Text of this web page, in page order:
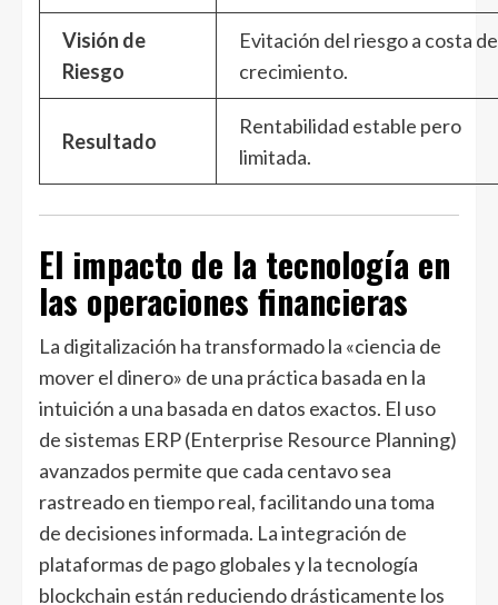
Visión de
Riesgo
Evitación del riesgo a costa
crecimiento.
Resultado
Rentabilidad estable pero
limitada.
El impacto de la tecnología en
las operaciones financieras
La digitalización ha transformado la «ciencia de
mover el dinero» de una práctica basada en la
intuición a una basada en datos exactos. El uso
de sistemas ERP (Enterprise Resource Planning)
avanzados permite que cada centavo sea
rastreado en tiempo real, facilitando una toma
de decisiones informada. La integración de
plataformas de pago globales y la tecnología
blockchain están reduciendo drásticamente los